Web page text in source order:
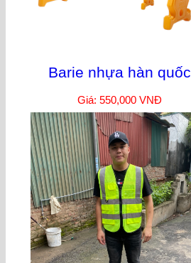
Barie nhựa hàn quốc
Giá: 550,000 VNĐ